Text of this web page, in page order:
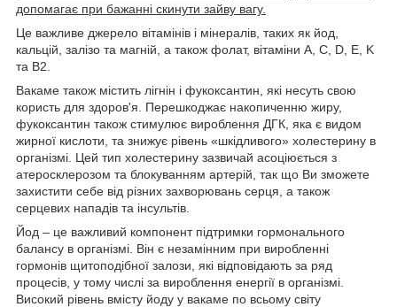
допомагає при бажанні скинути зайву вагу.
Це важливе джерело вітамінів і мінералів, таких як йод,
кальцій, залізо та магній, а також фолат, вітаміни A, C, D, E, K
та B2.
Вакаме також містить лігнін і фукоксантин, які несуть свою
користь для здоров'я. Перешкоджає накопиченню жиру,
фукоксантин також стимулює вироблення ДГК, яка є видом
жирної кислоти, та знижує рівень «шкідливого» холестерину в
організмі. Цей тип холестерину зазвичай асоціюється з
атеросклерозом та блокуванням артерій, так що Ви зможете
захистити себе від різних захворювань серця, а також
серцевих нападів та інсультів.
Йод – це важливий компонент підтримки гормонального
балансу в організмі. Він є незамінним при виробленні
гормонів щитоподібної залози, які відповідають за ряд
процесів, у тому числі за вироблення енергії в організмі.
Високий рівень вмісту йоду у вакаме по всьому світу